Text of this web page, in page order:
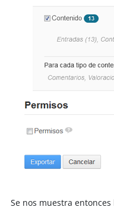
Se nos muestra